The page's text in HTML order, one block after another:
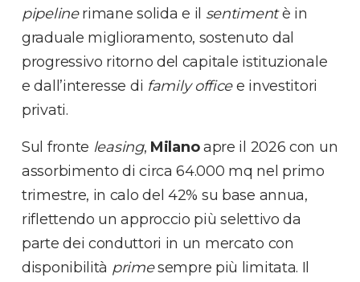
pipelinerimane solida e il sentimentè in
graduale miglioramento, sostenuto dal
progressivo ritorno del capitale istituzionale
e dall’interesse di family officee investitori
privati.
Sul fronte leasing, Milanoapre il 2026 con un
assorbimento di circa 64.000 mq nel primo
trimestre, in calo del 42% su base annua,
riflettendo un approccio più selettivo da
parte dei conduttori in un mercato con
disponibilità primesempre più limitata. Il